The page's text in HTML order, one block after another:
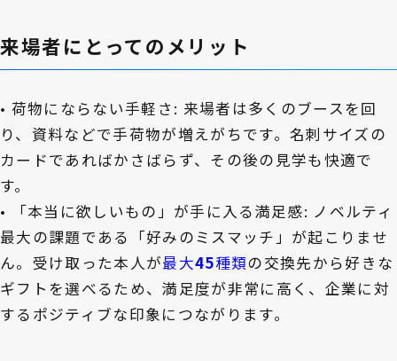
来場者にとってのメリット
• 荷物にならない手軽さ: 来場者は多くのブースを回
り、資料などで手荷物が増えがちです。名刺サイズの
カードであればかさばらず、その後の見学も快適で
す。
• 「本当に欲しいもの」が手に入る満足感: ノベルティ
最大の課題である「好みのミスマッチ」が起こりませ
ん。受け取った本人が最大45種類の交換先から好きな
ギフトを選べるため、満足度が非常に高く、企業に対
するポジティブな印象につながります。